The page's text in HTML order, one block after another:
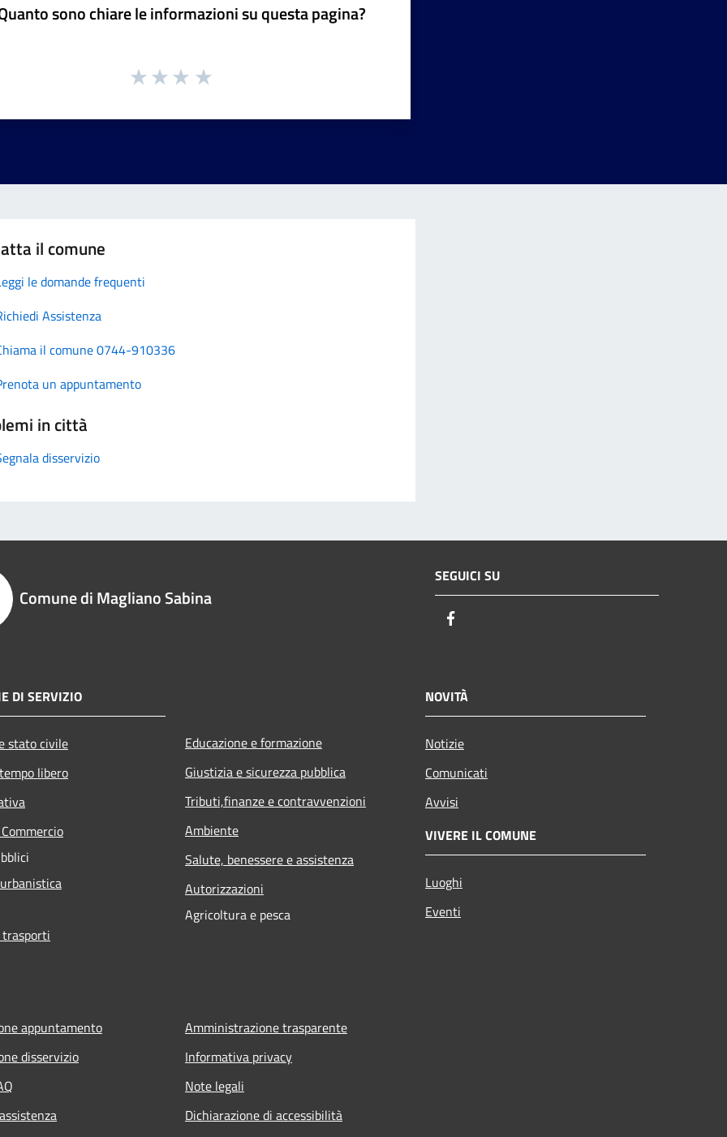
sono chiare le informazioni su questa pagina?
il comune
le domande frequenti
Assistenza
il comune 0744-910336
un appuntamento
in città
disservizio
Comune di Magliano Sabina
SEGUICI SU
DI SERVIZIO
stato civile
libero
Educazione e formazione
Giustizia e sicurezza pubblica
Tributi,finanze e contravvenzioni
Ambiente
Salute, benessere e assistenza
Autorizzazioni
Agricoltura e pesca
NOVITÀ
Notizie
Comunicati
Avvisi
VIVERE IL COMUNE
Luoghi
Eventi
appuntamento
disservizio
Amministrazione trasparente
Informativa privacy
Note legali
Dichiarazione di accessibilità